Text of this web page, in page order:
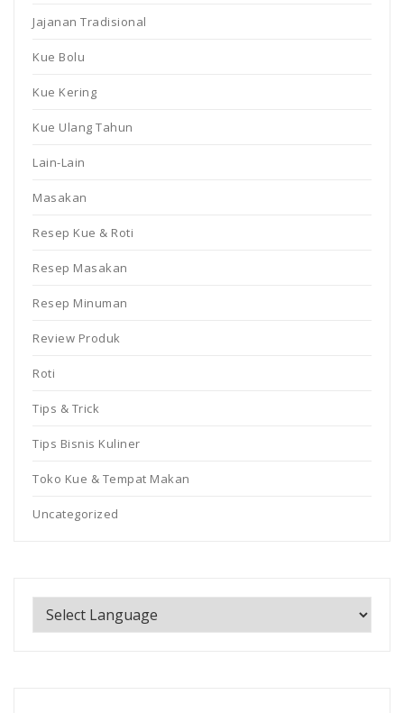
Jajanan Tradisional
Kue Bolu
Kue Kering
Kue Ulang Tahun
Lain-Lain
Masakan
Resep Kue & Roti
Resep Masakan
Resep Minuman
Review Produk
Roti
Tips & Trick
Tips Bisnis Kuliner
Toko Kue & Tempat Makan
Uncategorized